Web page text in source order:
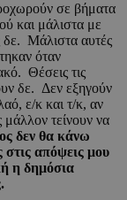
σε βήματα
και μάλιστα με
δε. Μάλιστα αυτές
όταν
Θέσεις τις
δε. Δεν εξηγούν
ε/κ και τ/κ, αν
μάλλον τείνουν να
δεν θα κάνω
στις απόψεις μου
η δημόσια